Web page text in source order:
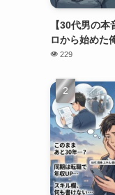
【30代男の
ロから始めた
229